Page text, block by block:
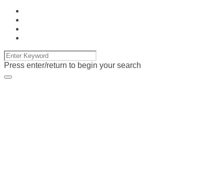
Press enter/return to begin your search